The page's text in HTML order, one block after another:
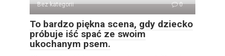
Bez kategorii 0
To bardzo piękna scena, gdy dziecko
próbuje iść spać ze swoim
ukochanym psem.